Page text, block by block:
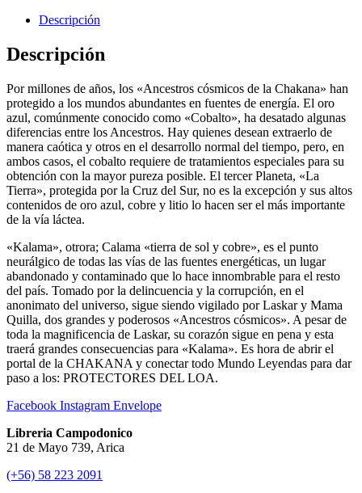
Descripción
Descripción
Por millones de años, los «Ancestros cósmicos de la Chakana» han
protegido a los mundos abundantes en fuentes de energía. El oro
azul, comúnmente conocido como «Cobalto», ha desatado algunas
diferencias entre los Ancestros. Hay quienes desean extraerlo de
manera caótica y otros en el desarrollo normal del tiempo, pero, en
ambos casos, el cobalto requiere de tratamientos especiales para su
obtención con la mayor pureza posible. El tercer Planeta, «La
Tierra», protegida por la Cruz del Sur, no es la excepción y sus altos
contenidos de oro azul, cobre y litio lo hacen ser el más importante
de la vía láctea.
«Kalama», otrora; Calama «tierra de sol y cobre», es el punto
neurálgico de todas las vías de las fuentes energéticas, un lugar
abandonado y contaminado que lo hace innombrable para el resto
del país. Tomado por la delincuencia y la corrupción, en el
anonimato del universo, sigue siendo vigilado por Laskar y Mama
Quilla, dos grandes y poderosos «Ancestros cósmicos». A pesar de
toda la magnificencia de Laskar, su corazón sigue en pena y esta
traerá grandes consecuencias para «Kalama». Es hora de abrir el
portal de la CHAKANA y conectar todo Mundo Leyendas para dar
paso a los: PROTECTORES DEL LOA.
Facebook Instagram Envelope
Libreria Campodonico
21 de Mayo 739, Arica
(+56) 58 223 2091